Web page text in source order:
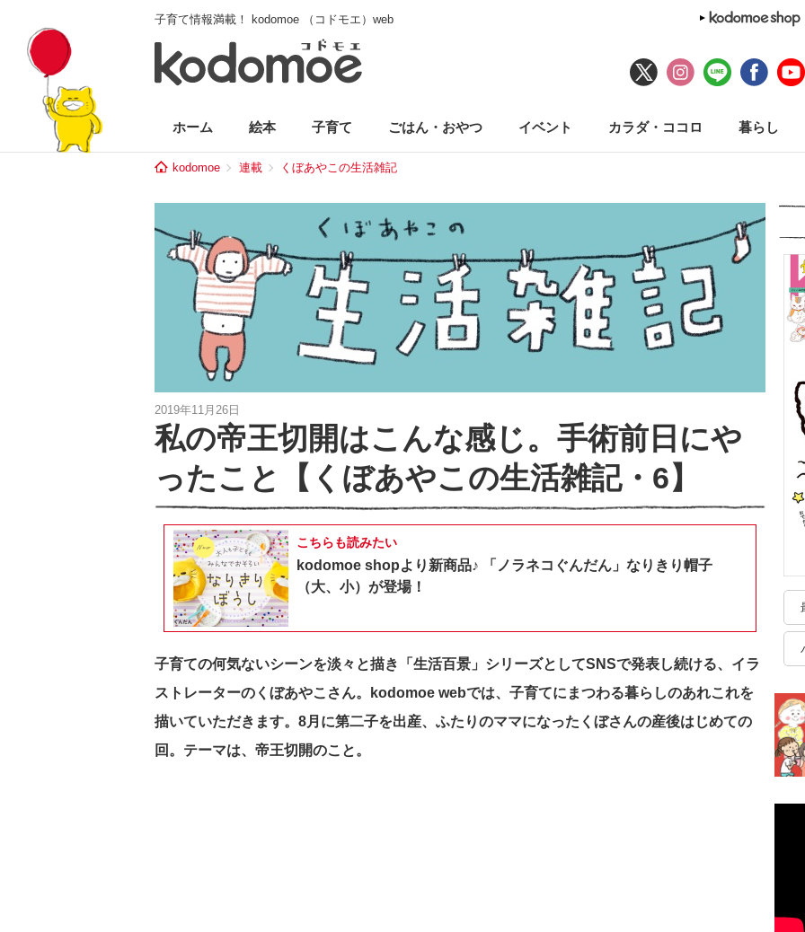
子育て情報満載！ kodomoe （コドモエ）web
ホーム 絵本 子育て ごはん・おやつ イベント カラダ・ココロ 暮らし
kodomoe 連載 くぼあやこの生活雑記
2019年11月26日
私の帝王切開はこんな感じ。手術前日にや
ったこと【くぼあやこの生活雑記・6】
こちらも読みたい
kodomoe shopより新商品♪ 「ノラネコぐんだん」なりきり帽子
（大、小）が登場！
子育ての何気ないシーンを淡々と描き「生活百景」シリーズとしてSNSで発表し続ける、イラ
ストレーターのくぼあやこさん。kodomoe webでは、子育てにまつわる暮らしのあれこれを
描いていただきます。8月に第二子を出産、ふたりのママになったくぼさんの産後はじめての
回。テーマは、帝王切開のこと。